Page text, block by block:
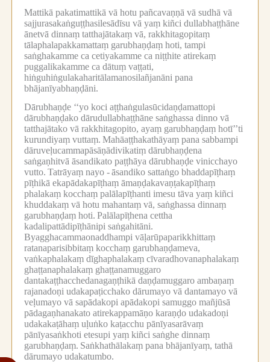
Mattikā pakatimattikā vā hotu pañcavaṇṇā vā sudhā vā
sajjurasakaṅguṭṭhasilesādīsu vā yaṃ kiñci dullabhaṭṭhāne
ānetvā dinnaṃ tatthajātakaṃ vā, rakkhitagopitaṃ
tālaphalapakkamattaṃ garubhaṇḍaṃ hoti, tampi
saṅghakamme ca cetiyakamme ca niṭṭhite atirekaṃ
puggalikakamme ca dātuṃ vaṭṭati,
hiṅguhiṅgulakaharitālamanosilañjanāni pana
bhājanīyabhaṇḍāni.
Dārubhaṇḍe ‘‘yo koci aṭṭhaṅgulasūcidaṇḍamattopi
dārubhaṇḍako dārudullabhaṭṭhāne saṅghassa dinno vā
tatthajātako vā rakkhitagopito, ayaṃ garubhaṇḍaṃ hotī’’ti
kurundiyaṃ vuttaṃ. Mahāaṭṭhakathāyaṃ pana sabbampi
dāruveḷucammapāsāṇādivikatiṃ dārubhaṇḍena
saṅgaṇhitvā āsandikato paṭṭhāya dārubhaṇḍe vinicchayo
vutto. Tatrāyaṃ nayo -āsandiko sattaṅgo bhaddapīṭhaṃ
pīṭhikā ekapādakapīṭhaṃ āmaṇḍakavaṇṭakapīṭhaṃ
phalakaṃ kocchaṃ palālapīṭhanti imesu tāva yaṃ kiñci
khuddakaṃ vā hotu mahantaṃ vā, saṅghassa dinnaṃ
garubhaṇḍaṃ hoti. Palālapīṭhena cettha
kadalipattādipīṭhānipi saṅgahitāni.
Byagghacammaonaddhampi vāḷarūpaparikkhittaṃ
ratanaparisibbitaṃ kocchaṃ garubhaṇḍameva,
vaṅkaphalakaṃ dīghaphalakaṃ cīvaradhovanaphalakaṃ
ghaṭṭanaphalakaṃ ghaṭṭanamuggaro
dantakaṭṭhacchedanagaṇṭhikā daṇḍamuggaro ambaṇaṃ
rajanadoṇi udakapaṭicchako dārumayo vā dantamayo vā
veḷumayo vā sapādakopi apādakopi samuggo mañjūsā
pādagaṇhanakato atirekappamāṇo karaṇḍo udakadoṇi
udakakaṭāhaṃ uḷuṅko kaṭacchu pānīyasarāvaṃ
pānīyasaṅkhoti etesupi yaṃ kiñci saṅghe dinnaṃ
garubhaṇḍaṃ. Saṅkhathālakaṃ pana bhājanīyaṃ, tathā
dārumayo udakatumbo.